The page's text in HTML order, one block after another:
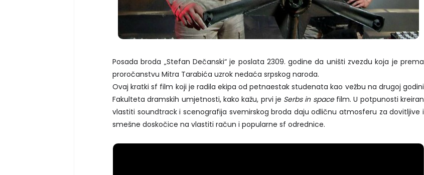
Posada broda „Stefan Dečanski“ je poslata 2309. godine da uništi zvezdu koja je prema
proročanstvu Mitra Tarabića uzrok nedaća srpskog naroda.
Ovaj kratki sf film koji je radila ekipa od petnaestak studenata kao vežbu na drugoj godini
Fakulteta dramskih umjetnosti, kako kažu, prvi je Serbs in spacefilm. U potpunosti kreiran
vlastiti soundtrack i scenografija svemirskog broda daju odličnu atmosferu za dovitljive i
smešne doskočice na vlastiti račun i popularne sf odrednice.